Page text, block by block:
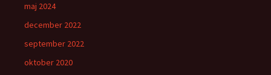
maj 2024
december 2022
september 2022
oktober 2020